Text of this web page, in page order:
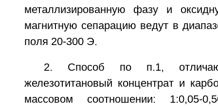
металлизированную фазу и
магнитную сепарацию ведут в
поля 20-300 Э.
2. Способ по п.1,
железотитановый концентрат и
массовом соотношении: